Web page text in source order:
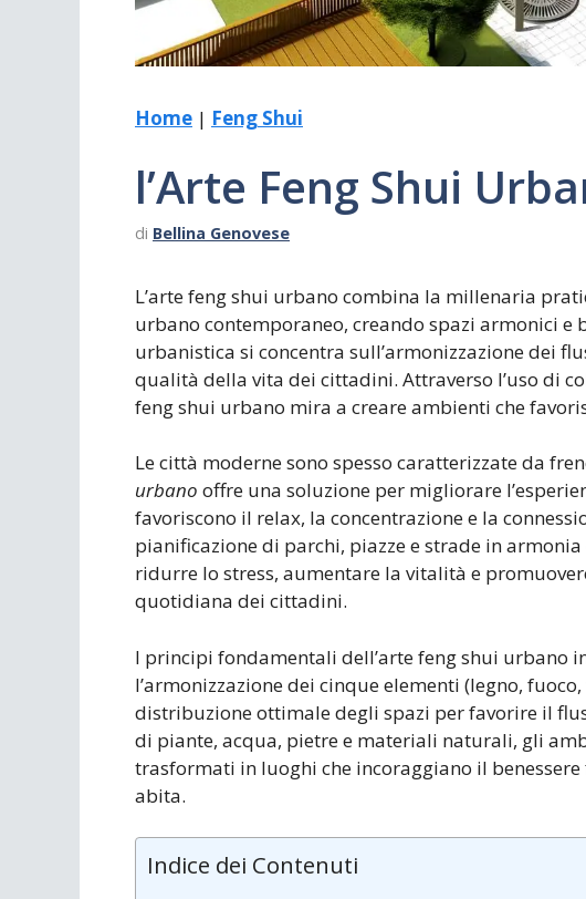
Home | Feng Shui
l’Arte Feng Shui
di Bellina Genovese
L’arte feng shui urbano combina la millenaria
urbano contemporaneo, creando spazi armonici e
urbanistica si concentra sull’armonizzazione dei
qualità della vita dei cittadini. Attraverso l’uso di
feng shui urbano mira a creare ambienti che
Le città moderne sono spesso caratterizzate da
urbano offre una soluzione per migliorare
favoriscono il relax, la concentrazione e la
pianificazione di parchi, piazze e strade in
ridurre lo stress, aumentare la vitalità e
quotidiana dei cittadini.
I principi fondamentali dell’arte feng shui urbano
l’armonizzazione dei cinque elementi (legno,
distribuzione ottimale degli spazi per favorire il
di piante, acqua, pietre e materiali naturali, gli
trasformati in luoghi che incoraggiano il
abita.
Indice dei Contenuti